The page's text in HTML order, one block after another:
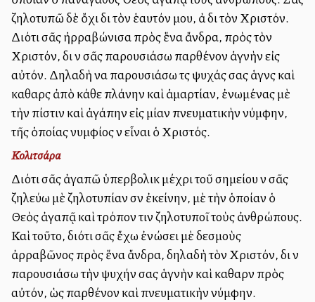
ζηλοτυπῶ δὲ ὄχι διὰ τὸν ἑαυτόν μου, ἀλλὰ διὰ τὸν Χριστόν.
Διότι σᾶς ἠρραβώνισα πρὸς ἕνα ἄνδρα, πρὸς τὸν
Χριστόν, διὰ νὰ σᾶς παρουσιάσω παρθένον ἁγνὴν εἰς
αὐτόν. Δηλαδὴ να παρουσιάσω τὰς ψυχάς σας ἁγνὰς καὶ
καθαρὰς ἀπὸ κάθε πλάνην καὶ ἁμαρτίαν, ἐνωμένας μὲ
τὴν πίστιν καὶ ἀγάπην εἰς μίαν πνευματικὴν νύμφην,
τῆς ὁποίας νυμφίος νὰ εἶναι ὁ Χριστός.
Κολιτσάρα
Διότι σᾶς ἀγαπῶ ὑπερβολικὰ μέχρι τοῦ σημείου νὰ σᾶς
ζηλεύω μὲ ζηλοτυπίαν σὰν ἐκείνην, μὲ τὴν ὁποίαν ὁ
Θεὸς ἀγαπᾷ καὶ τρόπον τινὰ ζηλοτυποῖ τοὺς ἀνθρώπους.
Καὶ τοῦτο, διότι σᾶς ἔχω ἐνώσει μὲ δεσμοὺς
ἀρραβῶνος πρὸς ἕνα ἄνδρα, δηλαδὴ τὸν Χριστόν, διὰ νὰ
παρουσιάσω τὴν ψυχήν σας ἁγνὴν καὶ καθαρὰν πρὸς
αὐτόν, ὡς παρθένον καὶ πνευματικὴν νύμφην.